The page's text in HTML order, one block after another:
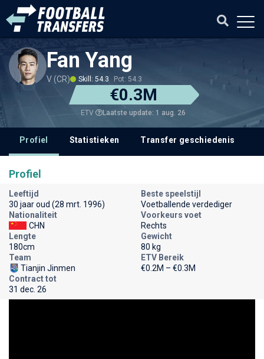
Fan Yang
V (CR) Skill: 54.3 Pot: 54.3
€0.3M
ETV Laatste update: 1 aug. 26
Profiel Statistieken Transfer geschiedenis
Profiel
Leeftijd
30 jaar oud (28 mrt. 1996)
Beste speelstijl
Voetballende verdediger
Nationaliteit
CHN
Voorkeurs voet
Rechts
Lengte
180cm
Gewicht
80 kg
Team
Tianjin Jinmen
ETV Bereik
€0.2M – €0.3M
Contract tot
31 dec. 26